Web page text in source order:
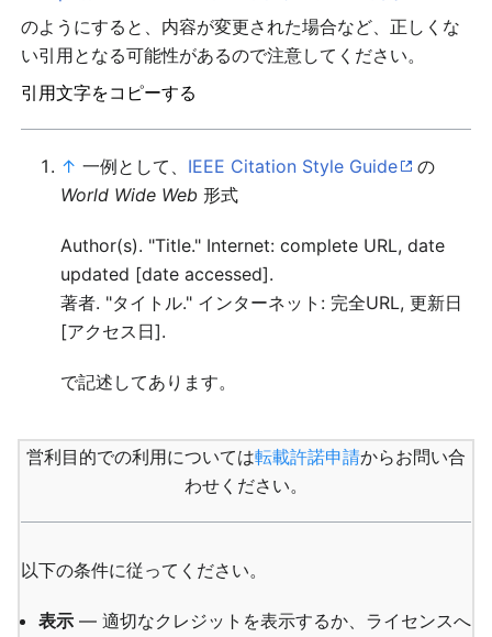
のようにすると、内容が変更された場合など、正しくな
い引用となる可能性があるので注意してください。
引用文字をコピーする
↑ 一例として、 IEEE Citation Style Guide
の
World Wide Web 形式
Author(s). "Title." Internet: complete URL, date
updated [date accessed].
著者. "タイトル." インターネット: 完全URL, 更新日
[アクセス日].
で記述してあります。
営利目的での利用については転載許諾申請からお問い合
わせください。
以下の条件に従ってください。
表示 — 適切なクレジットを表示するか、ライセンスへ